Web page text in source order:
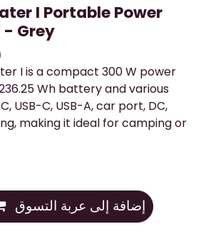
I Portable Power
- Grey
I is a compact 300 W power
Wh battery and various
USB-C, USB-A, car port, DC,
making it ideal for camping or
إضافة إلى عربة التسوق